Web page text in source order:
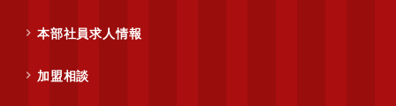
本部社員求人情報
加盟相談